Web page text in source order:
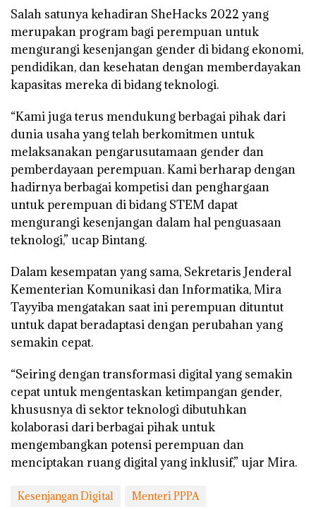
Salah satunya kehadiran SheHacks 2022 yang
merupakan program bagi perempuan untuk
mengurangi kesenjangan gender di bidang ekonomi,
pendidikan, dan kesehatan dengan memberdayakan
kapasitas mereka di bidang teknologi.
“Kami juga terus mendukung berbagai pihak dari
dunia usaha yang telah berkomitmen untuk
melaksanakan pengarusutamaan gender dan
pemberdayaan perempuan. Kami berharap dengan
hadirnya berbagai kompetisi dan penghargaan
untuk perempuan di bidang STEM dapat
mengurangi kesenjangan dalam hal penguasaan
teknologi,” ucap Bintang.
Dalam kesempatan yang sama, Sekretaris Jenderal
Kementerian Komunikasi dan Informatika, Mira
Tayyiba mengatakan saat ini perempuan dituntut
untuk dapat beradaptasi dengan perubahan yang
semakin cepat.
“Seiring dengan transformasi digital yang semakin
cepat untuk mengentaskan ketimpangan gender,
khususnya di sektor teknologi dibutuhkan
kolaborasi dari berbagai pihak untuk
mengembangkan potensi perempuan dan
menciptakan ruang digital yang inklusif,” ujar Mira.
Kesenjangan Digital Menteri PPPA